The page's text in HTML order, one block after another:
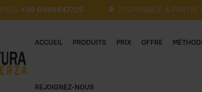
+39 0999647729 DISPONIBLE À PARTIR
ACCUEIL PRODUITS PRIX OFFRE
REJOIGNEZ-NOUS